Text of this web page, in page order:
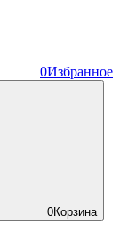
0Избранное
0Корзина